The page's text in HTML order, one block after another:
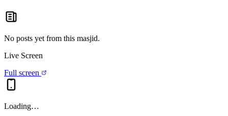
No posts yet from this masjid.
Live Screen
Full screen
Loading…